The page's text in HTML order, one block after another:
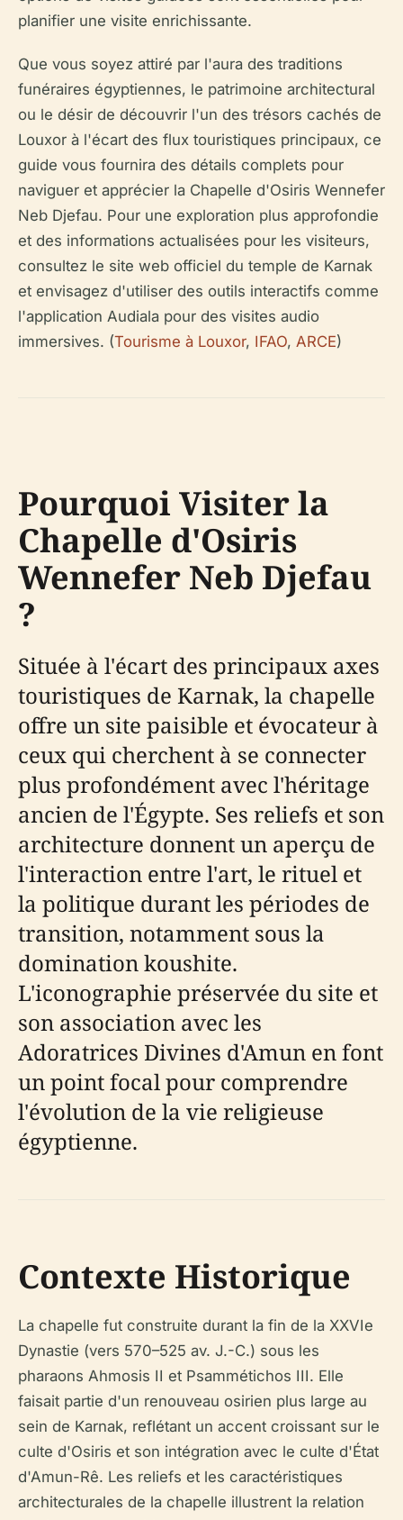
planifier une visite enrichissante.
Que vous soyez attiré par l'aura des traditions
funéraires égyptiennes, le patrimoine architectural
ou le désir de découvrir l'un des trésors cachés de
Louxor à l'écart des flux touristiques principaux, ce
guide vous fournira des détails complets pour
naviguer et apprécier la Chapelle d'Osiris Wennefer
Neb Djefau. Pour une exploration plus approfondie
et des informations actualisées pour les visiteurs,
consultez le site web officiel du temple de Karnak
et envisagez d'utiliser des outils interactifs comme
l'application Audiala pour des visites audio
immersives. (Tourisme à Louxor, IFAO, ARCE)
Pourquoi Visiter la
Chapelle d'Osiris
Wennefer Neb Djefau
?
Située à l'écart des principaux axes
touristiques de Karnak, la chapelle
offre un site paisible et évocateur à
ceux qui cherchent à se connecter
plus profondément avec l'héritage
ancien de l'Égypte. Ses reliefs et son
architecture donnent un aperçu de
l'interaction entre l'art, le rituel et
la politique durant les périodes de
transition, notamment sous la
domination koushite.
L'iconographie préservée du site et
son association avec les
Adoratrices Divines d'Amun en font
un point focal pour comprendre
l'évolution de la vie religieuse
égyptienne.
Contexte Historique
La chapelle fut construite durant la fin de la XXVIe
Dynastie (vers 570–525 av. J.-C.) sous les
pharaons Ahmosis II et Psammétichos III. Elle
faisait partie d'un renouveau osirien plus large au
sein de Karnak, reflétant un accent croissant sur le
culte d'Osiris et son intégration avec le culte d'État
d'Amun-Rê. Les reliefs et les caractéristiques
architecturales de la chapelle illustrent la relation